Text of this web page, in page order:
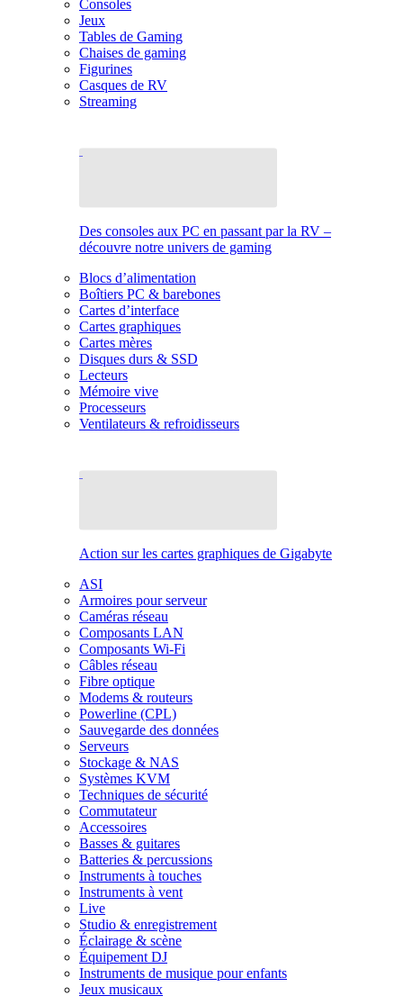
Consoles
Jeux
Tables de Gaming
Chaises de gaming
Figurines
Casques de RV
Streaming
Des consoles aux PC en passant par la RV –
découvre notre univers de gaming
Blocs d’alimentation
Boîtiers PC & barebones
Cartes d’interface
Cartes graphiques
Cartes mères
Disques durs & SSD
Lecteurs
Mémoire vive
Processeurs
Ventilateurs & refroidisseurs
Action sur les cartes graphiques de Gigabyte
ASI
Armoires pour serveur
Caméras réseau
Composants LAN
Composants Wi-Fi
Câbles réseau
Fibre optique
Modems & routeurs
Powerline (CPL)
Sauvegarde des données
Serveurs
Stockage & NAS
Systèmes KVM
Techniques de sécurité
Commutateur
Accessoires
Basses & guitares
Batteries & percussions
Instruments à touches
Instruments à vent
Live
Studio & enregistrement
Éclairage & scène
Équipement DJ
Instruments de musique pour enfants
Jeux musicaux